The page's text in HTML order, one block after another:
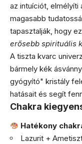
az intuíciót,
magasabb
tapasztalják, hogy
erősebb spirituális
A tiszta kvarc
bármely kék
gyógyító" kristály
hatásait és segít
Chakra
Hatékony
Lazurit +